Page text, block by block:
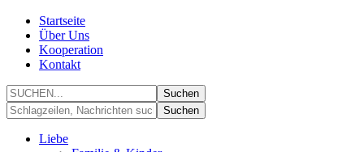
Startseite
Über Uns
Kooperation
Kontakt
Liebe